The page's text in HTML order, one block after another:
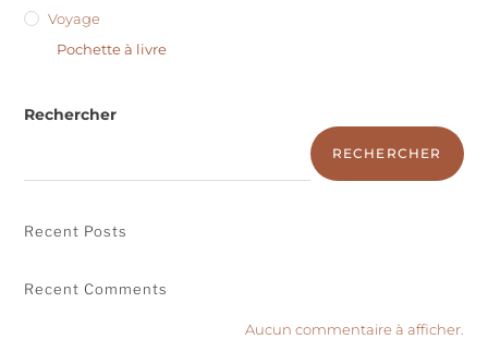
Voyage
Pochette à livre
Rechercher
RECHERCHER
Recent Posts
Recent Comments
Aucun commentaire à afficher.